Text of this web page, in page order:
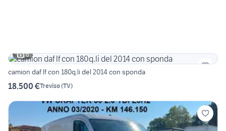
6
camion daf lf con 180q.li del 2014 con sponda
18.500 €Treviso(TV)